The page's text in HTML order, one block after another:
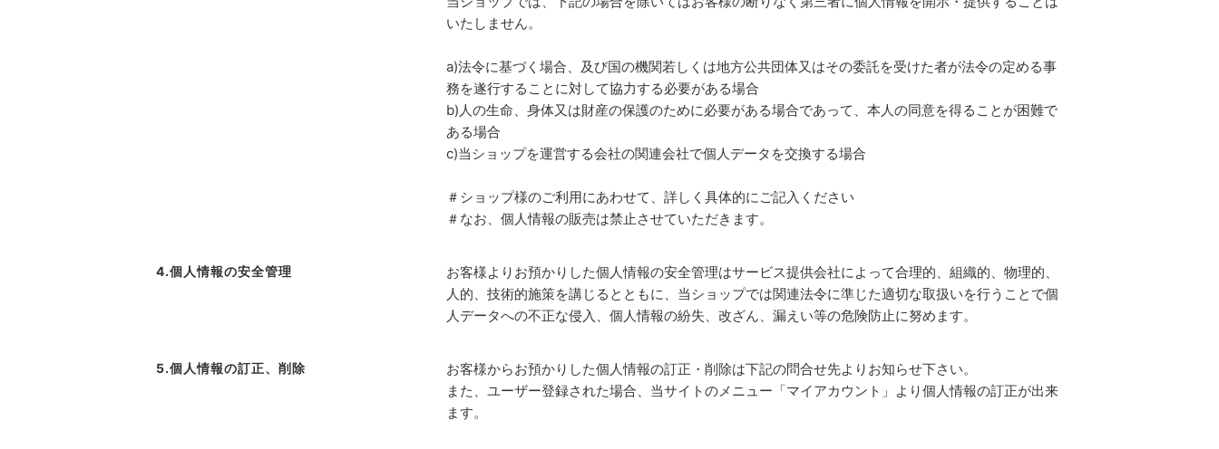
いたしません。
a)法令に基づく場合、及び国の機関若しくは地方公共団体又はその委託を受けた者が法令の定める事
務を遂行することに対して協力する必要がある場合
b)人の生命、身体又は財産の保護のために必要がある場合であって、本人の同意を得ることが困難で
ある場合
c)当ショップを運営する会社の関連会社で個人データを交換する場合
＃ショップ様のご利用にあわせて、詳しく具体的にご記入ください
＃なお、個人情報の販売は禁止させていただきます。
4.個人情報の安全管理
お客様よりお預かりした個人情報の安全管理はサービス提供会社によって合理的、組織的、物理的、
人的、技術的施策を講じるとともに、当ショップでは関連法令に準じた適切な取扱いを行うことで個
人データへの不正な侵入、個人情報の紛失、改ざん、漏えい等の危険防止に努めます。
5.個人情報の訂正、削除
お客様からお預かりした個人情報の訂正・削除は下記の問合せ先よりお知らせ下さい。
また、ユーザー登録された場合、当サイトのメニュー「マイアカウント」より個人情報の訂正が出来
ます。